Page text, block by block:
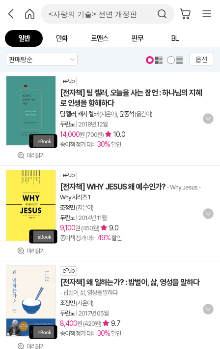
일반 만화 로맨스 판무 BL
옵션
미리읽기
ePub
[전자책] 팀 켈러, 오늘을 사는 잠언 : 하나님의 지혜
로 인생을 항해하다
팀 켈러 캐시 켈러 (지은이), 윤종석 (옮긴이)
두란노| 2018년 12월
14,000원 (700원) 10.0
종이책 정가 대비 30%할인
미리읽기
ePub
[전자책] WHY JESUS 왜 예수인가? - Why Jesus -
Why 시리즈 1
조정민(지은이)
두란노| 2014년 11월
9,100원 (450원) 9.0
종이책 정가 대비 49%할인
미리읽기
ePub
[전자책] 왜 일하는가? : 밥벌이, 삶, 영성을 말하다
- 밥벌이, 삶, 영성을 말하다
조정민(지은이)
두란노| 2017년 05월
8,400원 (420원) 9.7
종이책 정가 대비 30%할인